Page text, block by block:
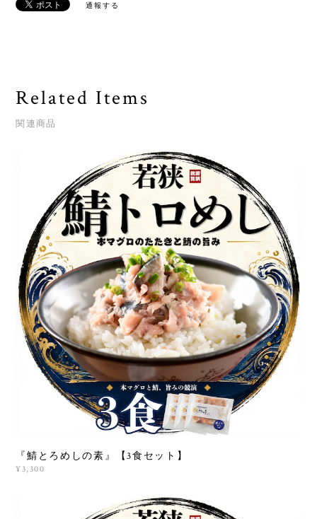
通報する
Related Items
関連商品
『鯖とろめしの素』【3食セット】
¥3,300